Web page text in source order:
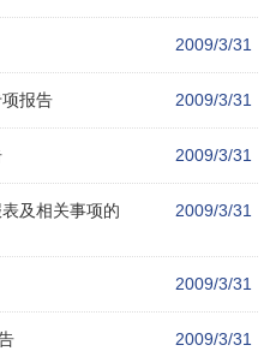
2009/3/31
报告 2009/3/31
2009/3/31
及相关事项的
2009/3/31
2009/3/31
2009/3/31